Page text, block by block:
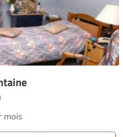
mois